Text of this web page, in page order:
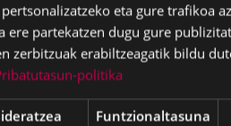
ekainaren 28a,
Nazioarteko Egunarekin,
identitate eta -
duten presentzia eta
eta gure trafikoa
partekatzen dugu gure
zerbitzuak erabiltzeagatik bildu
politika
Funtzionaltasuna